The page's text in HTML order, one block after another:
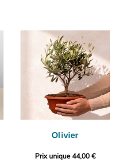
Olivier
Prix unique 44,00 €